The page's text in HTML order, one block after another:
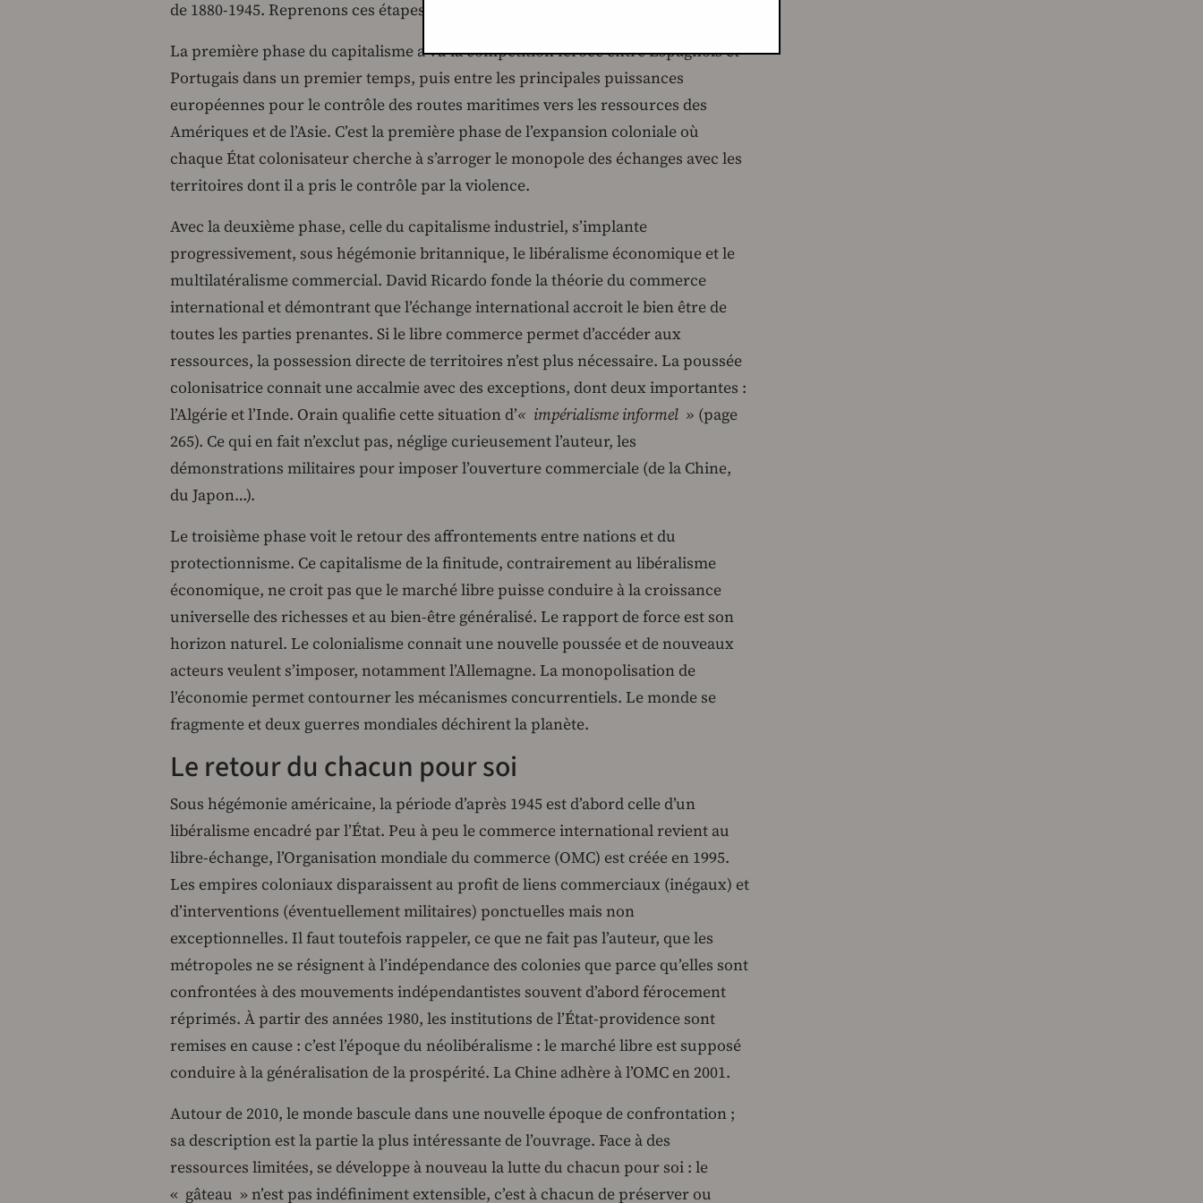
de 1880-1945. Reprenons ces étapes telles qu’il les expose.
La première phase du capitalisme a vu la compétition féroce entre Espagnols et
Portugais dans un premier temps, puis entre les principales puissances
européennes pour le contrôle des routes maritimes vers les ressources des
Amériques et de l’Asie. C’est la première phase de l’expansion coloniale où
chaque État colonisateur cherche à s’arroger le monopole des échanges avec les
territoires dont il a pris le contrôle par la violence.
Avec la deuxième phase, celle du capitalisme industriel, s’implante
progressivement, sous hégémonie britannique, le libéralisme économique et le
multilatéralisme commercial. David Ricardo fonde la théorie du commerce
international et démontrant que l’échange international accroit le bien être de
toutes les parties prenantes. Si le libre commerce permet d’accéder aux
ressources, la possession directe de territoires n’est plus nécessaire. La poussée
colonisatrice connait une accalmie avec des exceptions, dont deux importantes :
l’Algérie et l’Inde. Orain qualifie cette situation d’« impérialisme informel » (page
265). Ce qui en fait n’exclut pas, néglige curieusement l’auteur, les
démonstrations militaires pour imposer l’ouverture commerciale (de la Chine,
du Japon…).
Le troisième phase voit le retour des affrontements entre nations et du
protectionnisme. Ce capitalisme de la finitude, contrairement au libéralisme
économique, ne croit pas que le marché libre puisse conduire à la croissance
universelle des richesses et au bien-être généralisé. Le rapport de force est son
horizon naturel. Le colonialisme connait une nouvelle poussée et de nouveaux
acteurs veulent s’imposer, notamment l’Allemagne. La monopolisation de
l’économie permet contourner les mécanismes concurrentiels. Le monde se
fragmente et deux guerres mondiales déchirent la planète.
Le retour du chacun pour soi
Sous hégémonie américaine, la période d’après 1945 est d’abord celle d’un
libéralisme encadré par l’État. Peu à peu le commerce international revient au
libre-échange, l’Organisation mondiale du commerce (OMC) est créée en 1995.
Les empires coloniaux disparaissent au profit de liens commerciaux (inégaux) et
d’interventions (éventuellement militaires) ponctuelles mais non
exceptionnelles. Il faut toutefois rappeler, ce que ne fait pas l’auteur, que les
métropoles ne se résignent à l’indépendance des colonies que parce qu’elles sont
confrontées à des mouvements indépendantistes souvent d’abord férocement
réprimés. À partir des années 1980, les institutions de l’État-providence sont
remises en cause : c’est l’époque du néolibéralisme : le marché libre est supposé
conduire à la généralisation de la prospérité. La Chine adhère à l’OMC en 2001.
Autour de 2010, le monde bascule dans une nouvelle époque de confrontation ;
sa description est la partie la plus intéressante de l’ouvrage. Face à des
ressources limitées, se développe à nouveau la lutte du chacun pour soi : le
« gâteau » n’est pas indéfiniment extensible, c’est à chacun de préserver ou